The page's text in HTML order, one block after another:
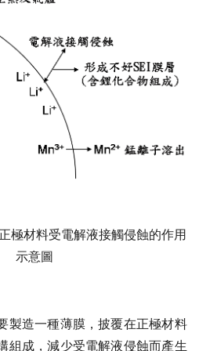
極材料受電解液接觸侵蝕的作用
示意圖
製造一種薄膜，披覆在正極材料
組成，減少受電解液侵蝕而產生